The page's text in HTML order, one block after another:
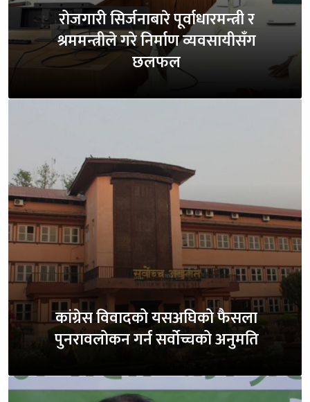
रोजगारी सिर्जनाबारे पूर्वाधारमन्त्री र
श्रममन्त्रीले गरे निर्माण व्यवसायीसँग
छलफल
कांग्रेस विवादको यसअघिको फैसला
पुनरावलोकन गर्न सर्वोच्चको अनुमति